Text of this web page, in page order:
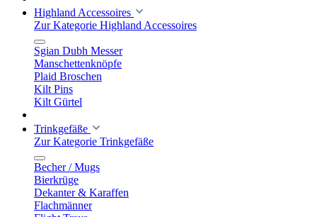
Highland Accessoires
Zur Kategorie Highland Accessoires
Sgian Dubh Messer
Manschettenknöpfe
Plaid Broschen
Kilt Pins
Kilt Gürtel
Trinkgefäße
Zur Kategorie Trinkgefäße
Becher / Mugs
Bierkrüge
Dekanter & Karaffen
Flachmänner